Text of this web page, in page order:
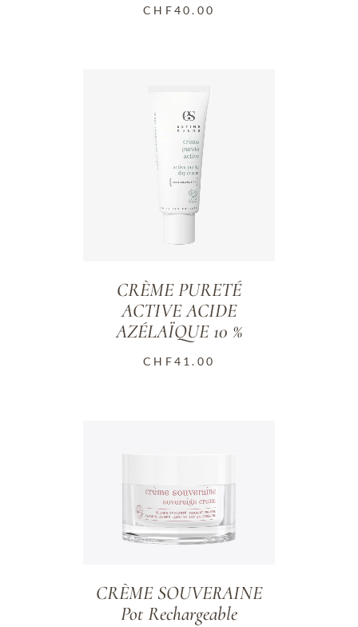
CHF40.00
CRÈME PURETÉ
ACTIVE ACIDE
AZÉLAÏQUE 10 %
CHF41.00
CRÈME SOUVERAINE
Pot Rechargeable